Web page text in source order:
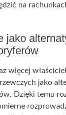
na
jako
więcej
jako
Dzięki temu